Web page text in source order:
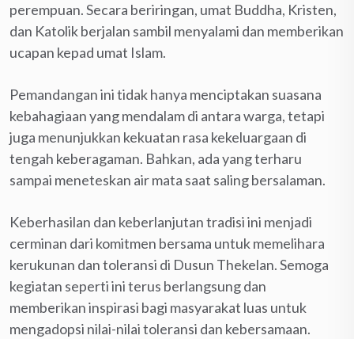
perempuan. Secara beriringan, umat Buddha, Kristen,
dan Katolik berjalan sambil menyalami dan memberikan
ucapan kepad umat Islam.
Pemandangan ini tidak hanya menciptakan suasana
kebahagiaan yang mendalam di antara warga, tetapi
juga menunjukkan kekuatan rasa kekeluargaan di
tengah keberagaman. Bahkan, ada yang terharu
sampai meneteskan air mata saat saling bersalaman.
Keberhasilan dan keberlanjutan tradisi ini menjadi
cerminan dari komitmen bersama untuk memelihara
kerukunan dan toleransi di Dusun Thekelan. Semoga
kegiatan seperti ini terus berlangsung dan
memberikan inspirasi bagi masyarakat luas untuk
mengadopsi nilai-nilai toleransi dan kebersamaan.